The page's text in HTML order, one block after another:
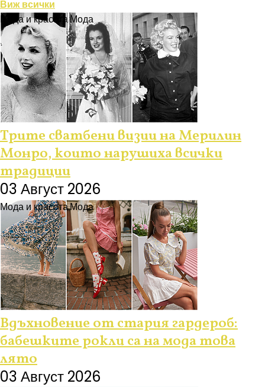
Виж всички
Мода и красотаМода
Трите сватбени визии на Мерилин
Монро, които нарушиха всички
традиции
03 Август 2026
Мода и красотаМода
Вдъхновение от стария гардероб:
бабешките рокли са на мода това
лято
03 Август 2026